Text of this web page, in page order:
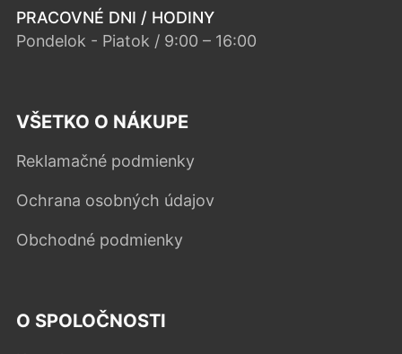
PRACOVNÉ DNI / HODINY
Pondelok - Piatok / 9:00 – 16:00
VŠETKO O NÁKUPE
Reklamačné podmienky
Ochrana osobných údajov
Obchodné podmienky
O SPOLOČNOSTI